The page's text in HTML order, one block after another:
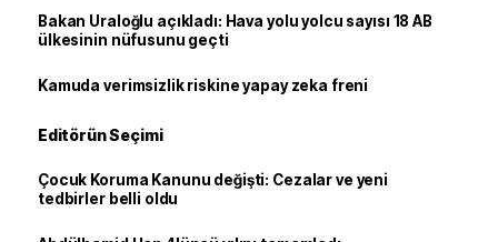
Bakan Uraloğlu açıkladı: Hava yolu yolcu sayısı 18 AB
ülkesinin nüfusunu geçti
Kamuda verimsizlik riskine yapay zeka freni
Editörün Seçimi
Çocuk Koruma Kanunu değişti: Cezalar ve yeni
tedbirler belli oldu